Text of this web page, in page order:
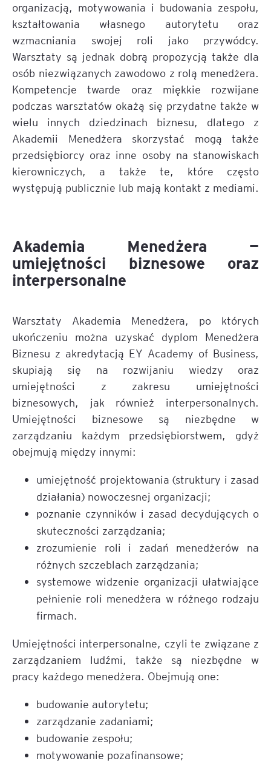
organizacją, motywowania i budowania zespołu,
kształtowania własnego autorytetu oraz
wzmacniania swojej roli jako przywódcy.
Warsztaty są jednak dobrą propozycją także dla
osób niezwiązanych zawodowo z rolą menedżera.
Kompetencje twarde oraz miękkie rozwijane
podczas warsztatów okażą się przydatne także w
wielu innych dziedzinach biznesu, dlatego z
Akademii Menedżera skorzystać mogą także
przedsiębiorcy oraz inne osoby na stanowiskach
kierowniczych, a także te, które często
występują publicznie lub mają kontakt z mediami.
Akademia Menedżera —
umiejętności biznesowe oraz
interpersonalne
Warsztaty Akademia Menedżera, po których
ukończeniu można uzyskać dyplom Menedżera
Biznesu z akredytacją EY Academy of Business,
skupiają się na rozwijaniu wiedzy oraz
umiejętności z zakresu umiejętności
biznesowych, jak również interpersonalnych.
Umiejętności biznesowe są niezbędne w
zarządzaniu każdym przedsiębiorstwem, gdyż
obejmują między innymi:
umiejętność projektowania (struktury i zasad
działania) nowoczesnej organizacji;
poznanie czynników i zasad decydujących o
skuteczności zarządzania;
zrozumienie roli i zadań menedżerów na
różnych szczeblach zarządzania;
systemowe widzenie organizacji ułatwiające
pełnienie roli menedżera w różnego rodzaju
firmach.
Umiejętności interpersonalne, czyli te związane z
zarządzaniem ludźmi, także są niezbędne w
pracy każdego menedżera. Obejmują one:
budowanie autorytetu;
zarządzanie zadaniami;
budowanie zespołu;
motywowanie pozafinansowe;